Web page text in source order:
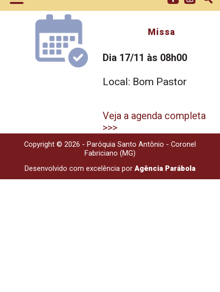
Missa
Dia 17/11 às 08h00
Local: Bom Pastor
Veja a agenda completa
>>>
Copyright © 2026 - Paróquia Santo Antônio - Coronel
Fabriciano (MG)
Desenvolvido com excelência por Agência Parábola